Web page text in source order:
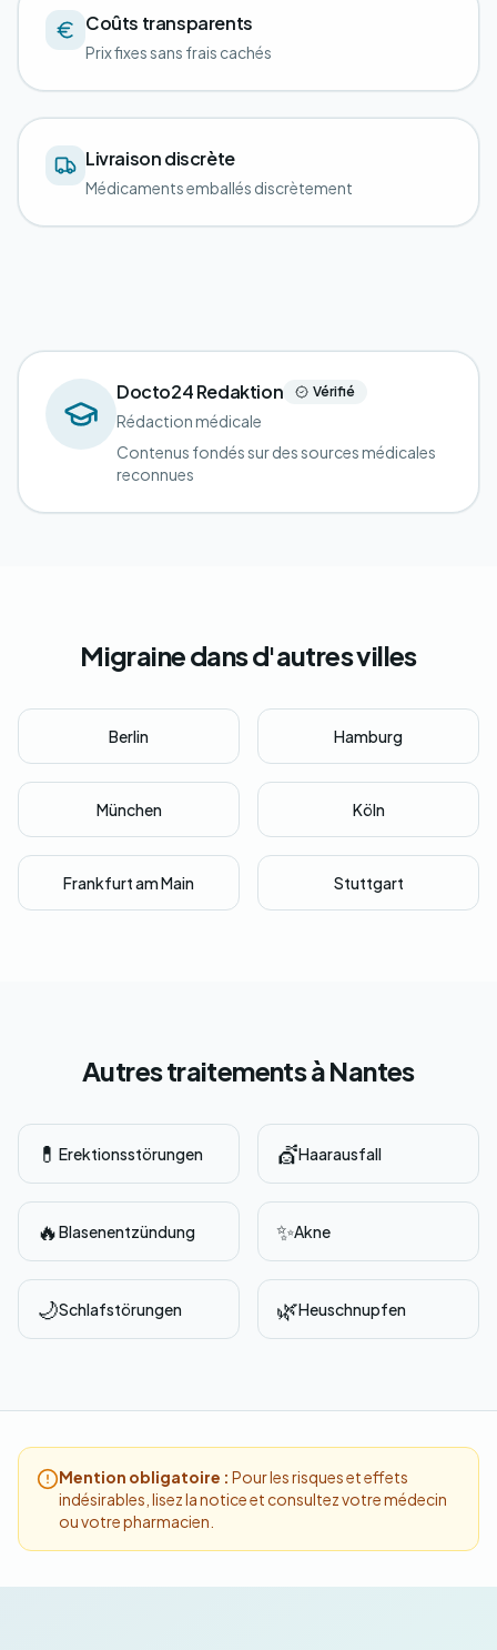
Coûts transparents
Prix fixes sans frais cachés
Livraison discrète
Médicaments emballés discrètement
Docto24 Redaktion Vérifié
Rédaction médicale
Contenus fondés sur des sources médicales
reconnues
Migraine dans d'autres villes
Berlin Hamburg
München Köln
Frankfurt am Main Stuttgart
Autres traitements à Nantes
💊 Erektionsstörungen 💇Haarausfall
🔥Blasenentzündung ✨Akne
🌙Schlafstörungen 🌿Heuschnupfen
Mention obligatoire : Pour les risques et effets
indésirables, lisez la notice et consultez votre médecin
ou votre pharmacien.